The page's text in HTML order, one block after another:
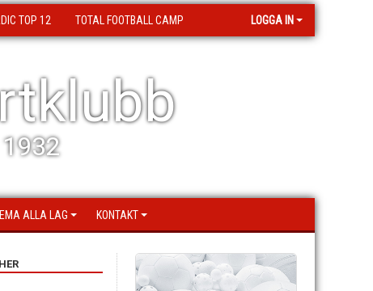
TOP 12 TOTAL FOOTBALL CAMP LOGGA IN
ALLA LAG KONTAKT